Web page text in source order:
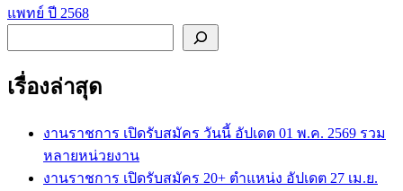
แพทย์ ปี 2568
เรื่องล่าสุด
งานราชการ เปิดรับสมัคร วันนี้ อัปเดต 01 พ.ค. 2569 รวม
หลายหน่วยงาน
งานราชการ เปิดรับสมัคร 20+ ตำแหน่ง อัปเดต 27 เม.ย.